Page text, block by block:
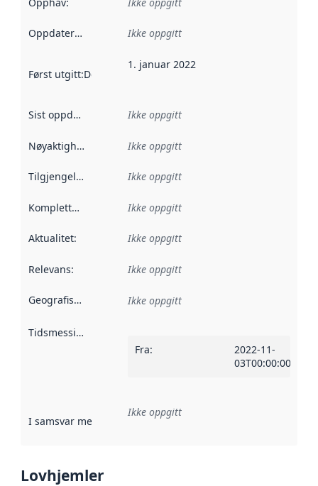
Oppdateringsfrekvens :
Ikke oppgitt
Først utgitt:Denne datoen sier når dataene i dette
1. januar 2022
Sist oppdatert Ikke oppgitt
Nøyaktighet Ikke oppgitt
Tilgjengelighet Ikke oppgitt
Kompletthet Ikke oppgitt
Aktualitet: Ikke oppgitt
Relevans: Ikke oppgitt
Geografisk avgrensning :
Ikke oppgitt
Tidsmessig avgrensning
Fra:
2022-11-
03T00:00:00Z
I samsvar med Referanse til en implementasjonsregel
Ikke oppgitt
Lovhjemler